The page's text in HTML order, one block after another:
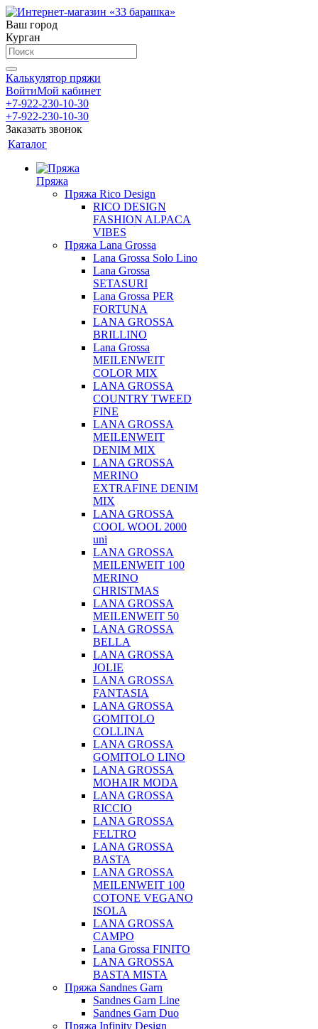
Ваш город
Курган
Калькулятор пряжи
ВойтиМой кабинет
+7-922-230-10-30
+7-922-230-10-30
Заказать звонок
Каталог
Пряжа
Пряжа Rico Design
RICO DESIGN
FASHION ALPACA
VIBES
Пряжа Lana Grossa
Lana Grossa Solo Lino
Lana Grossa
SETASURI
Lana Grossa PER
FORTUNA
LANA GROSSA
BRILLINO
Lana Grossa
MEILENWEIT
COLOR MIX
LANA GROSSA
COUNTRY TWEED
FINE
LANA GROSSA
MEILENWEIT
DENIM MIX
LANA GROSSA
MERINO
EXTRAFINE DENIM
MIX
LANA GROSSA
COOL WOOL 2000
uni
LANA GROSSA
MEILENWEIT 100
MERINO
CHRISTMAS
LANA GROSSA
MEILENWEIT 50
LANA GROSSA
BELLA
LANA GROSSA
JOLIE
LANA GROSSA
FANTASIA
LANA GROSSA
GOMITOLO
COLLINA
LANA GROSSA
GOMITOLO LINO
LANA GROSSA
MOHAIR MODA
LANA GROSSA
RICCIO
LANA GROSSA
FELTRO
LANA GROSSA
BASTA
LANA GROSSA
MEILENWEIT 100
COTONE VEGANO
ISOLA
LANA GROSSA
CAMPO
Lana Grossa FINITO
LANA GROSSA
BASTA MISTA
Пряжа Sandnes Garn
Sandnes Garn Line
Sandnes Garn Duo
Пряжа Infinity Design